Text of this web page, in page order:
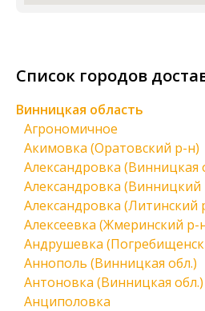
Список городов
Винницкая область
Агрономичное
Акимовка (Оратовский р-н)
Александровка
Александровка (Винницкий
Александровка (Литинский
Алексеевка (Жмеринский р-
Андрушевка
Аннополь (Винницкая обл.)
Антоновка (Винницкая обл.)
Анциполовка